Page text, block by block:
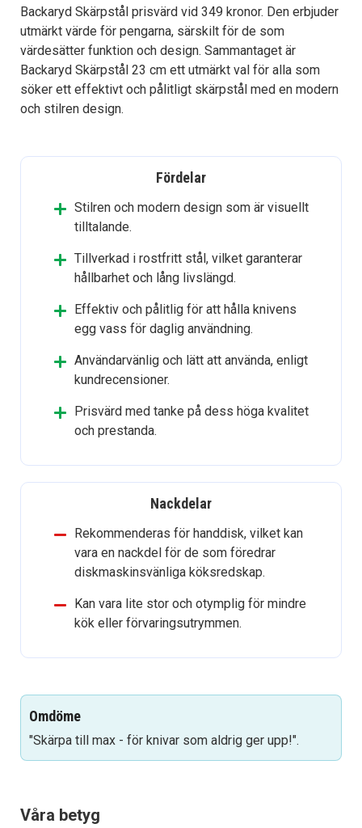
Backaryd Skärpstål prisvärd vid 349 kronor. Den erbjuder
utmärkt värde för pengarna, särskilt för de som
värdesätter funktion och design. Sammantaget är
Backaryd Skärpstål 23 cm ett utmärkt val för alla som
söker ett effektivt och pålitligt skärpstål med en modern
och stilren design.
Fördelar
Stilren och modern design som är visuellt
tilltalande.
Tillverkad i rostfritt stål, vilket garanterar
hållbarhet och lång livslängd.
Effektiv och pålitlig för att hålla knivens
egg vass för daglig användning.
Användarvänlig och lätt att använda, enligt
kundrecensioner.
Prisvärd med tanke på dess höga kvalitet
och prestanda.
Nackdelar
Rekommenderas för handdisk, vilket kan
vara en nackdel för de som föredrar
diskmaskinsvänliga köksredskap.
Kan vara lite stor och otymplig för mindre
kök eller förvaringsutrymmen.
Omdöme
"Skärpa till max - för knivar som aldrig ger upp!".
Våra betyg